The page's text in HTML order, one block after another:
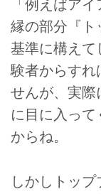
「例えばア
縁の部分『ト
基準に構えて
験者からすれ
せんが、実際
に目に入っ
からね。
しかしトッ